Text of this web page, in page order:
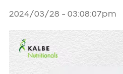
2024/03/28 -